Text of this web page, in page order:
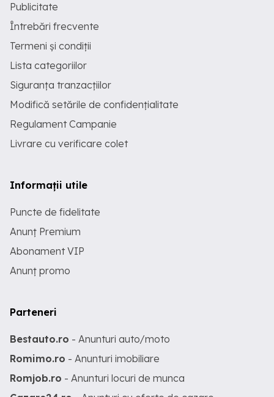
Publicitate
Întrebări frecvente
Termeni și condiții
Lista categoriilor
Siguranța tranzacțiilor
Modifică setările de confidențialitate
Regulament Campanie
Livrare cu verificare colet
Informații utile
Puncte de fidelitate
Anunț Premium
Abonament VIP
Anunț promo
Parteneri
Bestauto.ro - Anunturi auto/moto
Romimo.ro - Anunturi imobiliare
Romjob.ro - Anunturi locuri de munca